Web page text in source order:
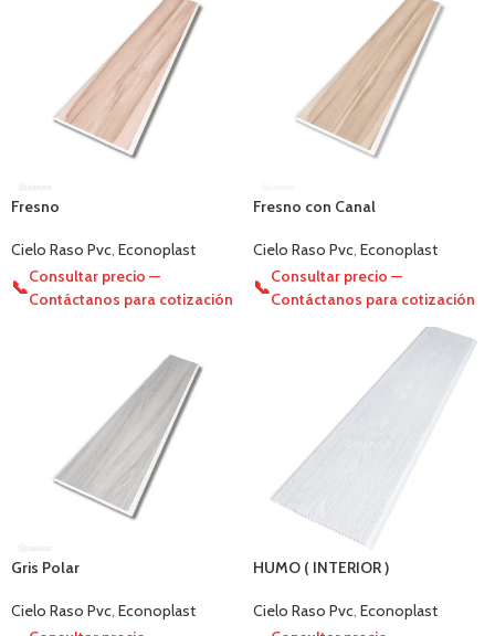
Fresno
Cielo Raso Pvc Econoplast
📞
Consultar precio —
Contáctanos para cotización
Fresno con Canal
Cielo Raso Pvc Econoplast
📞
Consultar precio —
Contáctanos para cotización
Gris Polar
Cielo Raso Pvc Econoplast
HUMO ( INTERIOR )
Cielo Raso Pvc Econoplast